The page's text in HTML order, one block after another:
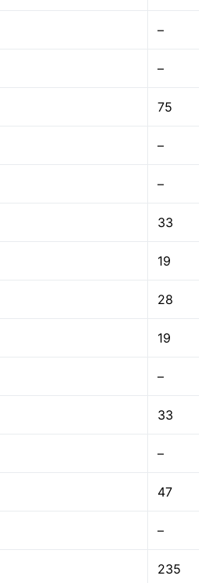
–
–
75
–
–
33
19
28
19
–
33
–
47
–
235